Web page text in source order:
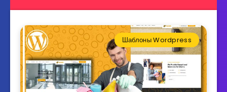
Шаблоны Wordpress